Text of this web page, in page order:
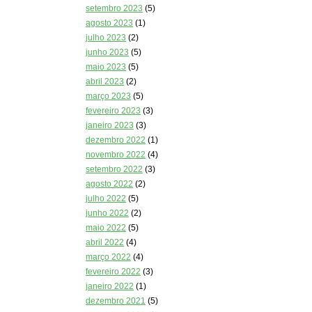
setembro 2023 (5)
agosto 2023 (1)
julho 2023 (2)
junho 2023 (5)
maio 2023 (5)
abril 2023 (2)
março 2023 (5)
fevereiro 2023 (3)
janeiro 2023 (3)
dezembro 2022 (1)
novembro 2022 (4)
setembro 2022 (3)
agosto 2022 (2)
julho 2022 (5)
junho 2022 (2)
maio 2022 (5)
abril 2022 (4)
março 2022 (4)
fevereiro 2022 (3)
janeiro 2022 (1)
dezembro 2021 (5)